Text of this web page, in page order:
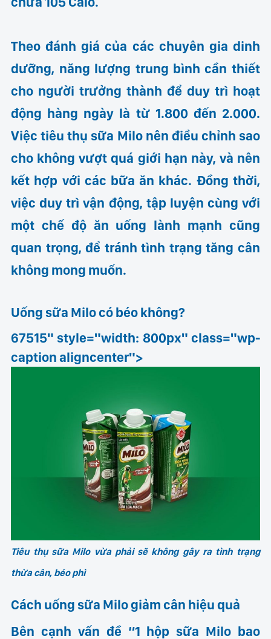
Theo đánh giá của các chuyên gia dinh
dưỡng, năng lượng trung bình cần thiết
cho người trưởng thành để duy trì hoạt
động hàng ngày là từ 1.800 đến 2.000.
Việc tiêu thụ sữa Milo nên điều chỉnh sao
cho không vượt quá giới hạn này, và nên
kết hợp với các bữa ăn khác. Đồng thời,
việc duy trì vận động, tập luyện cùng với
một chế độ ăn uống lành mạnh cũng
quan trọng, để tránh tình trạng tăng cân
không mong muốn.
Uống sữa Milo có béo không?
67515" style="width: 800px" class="wp-
caption aligncenter">
Tiêu thụ sữa Milo vừa phải sẽ không gây ra tình trạng
thừa cân, béo phì
Cách uống sữa Milo giảm cân hiệu quả
Bên cạnh vấn đề “1 hộp sữa Milo bao